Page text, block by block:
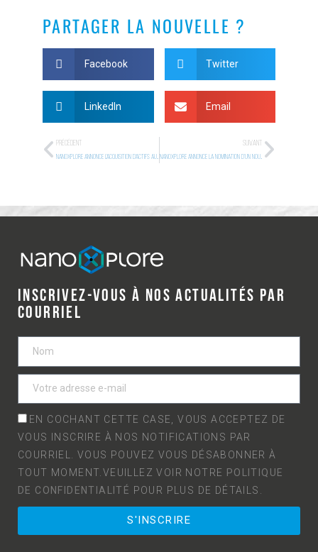
PARTAGER LA NOUVELLE ?
Facebook Twitter
LinkedIn Email
PRÉCÉDENT
NANOXPLORE ANNONCE L’ACQUISITION D’ACTIFS AUX ÉTATS-UNIS ET UNE MISE À JOUR CORPORATIVE
SUIVANT
NANOXPLORE ANNONCE LA NOMINATION D’UN NOUVEAU MEMBRE À SON CONSEIL D’ADMINISTRATION
INSCRIVEZ-VOUS À NOS ACTUALITÉS PAR
COURRIEL
EN COCHANT CETTE CASE, VOUS ACCEPTEZ DE
VOUS INSCRIRE À NOS NOTIFICATIONS PAR
COURRIEL. VOUS POUVEZ VOUS DÉSABONNER À
TOUT MOMENT.VEUILLEZ VOIR NOTRE POLITIQUE
DE CONFIDENTIALITÉ POUR PLUS DE DÉTAILS.
S'INSCRIRE